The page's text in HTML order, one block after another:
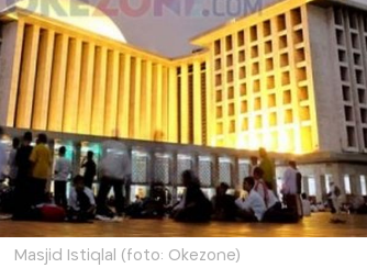
Masjid Istiqlal (foto: Okezone)